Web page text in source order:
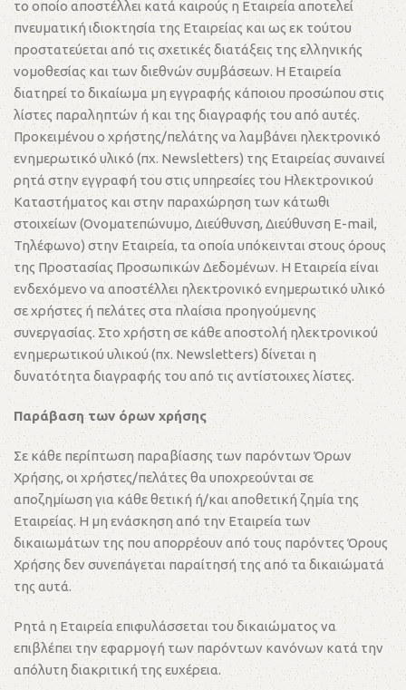
το οποίο αποστέλλει κατά καιρούς η Εταιρεία αποτελεί
πνευματική ιδιοκτησία της Εταιρείας και ως εκ τούτου
προστατεύεται από τις σχετικές διατάξεις της ελληνικής
νομοθεσίας και των διεθνών συμβάσεων. Η Εταιρεία
διατηρεί το δικαίωμα μη εγγραφής κάποιου προσώπου στις
λίστες παραληπτών ή και της διαγραφής του από αυτές.
Προκειμένου ο χρήστης/πελάτης να λαμβάνει ηλεκτρονικό
ενημερωτικό υλικό (πχ. Newsletters) της Εταιρείας συναινεί
ρητά στην εγγραφή του στις υπηρεσίες του Ηλεκτρονικού
Καταστήματος και στην παραχώρηση των κάτωθι
στοιχείων (Ονοματεπώνυμο, Διεύθυνση, Διεύθυνση E-mail,
Τηλέφωνο) στην Εταιρεία, τα οποία υπόκεινται στους όρους
της Προστασίας Προσωπικών Δεδομένων. Η Εταιρεία είναι
ενδεχόμενο να αποστέλλει ηλεκτρονικό ενημερωτικό υλικό
σε χρήστες ή πελάτες στα πλαίσια προηγούμενης
συνεργασίας. Στο χρήστη σε κάθε αποστολή ηλεκτρονικού
ενημερωτικού υλικού (πχ. Newsletters) δίνεται η
δυνατότητα διαγραφής του από τις αντίστοιχες λίστες.
Παράβαση των όρων χρήσης
Σε κάθε περίπτωση παραβίασης των παρόντων Όρων
Χρήσης, οι χρήστες/πελάτες θα υποχρεούνται σε
αποζημίωση για κάθε θετική ή/και αποθετική ζημία της
Εταιρείας. Η μη ενάσκηση από την Εταιρεία των
δικαιωμάτων της που απορρέουν από τους παρόντες Όρους
Χρήσης δεν συνεπάγεται παραίτησή της από τα δικαιώματά
της αυτά.
Ρητά η Εταιρεία επιφυλάσσεται του δικαιώματος να
επιβλέπει την εφαρμογή των παρόντων κανόνων κατά την
απόλυτη διακριτική της ευχέρεια.